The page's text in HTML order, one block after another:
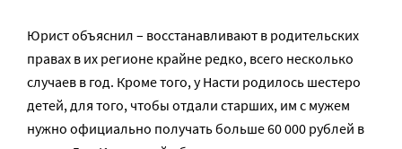
Юрист объяснил – восстанавливают в родительских
правах в их регионе крайне редко, всего несколько
случаев в год. Кроме того, у Насти родилось шестеро
детей, для того, чтобы отдали старших, им с мужем
нужно официально получать больше 60 000 рублей в